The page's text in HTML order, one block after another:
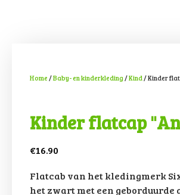
Home /Baby- en kinderkleding /Kind / Kinder
Kinder flatcap
€16.90
Flatcab van het kledingmerk
het zwart met een geborduurde